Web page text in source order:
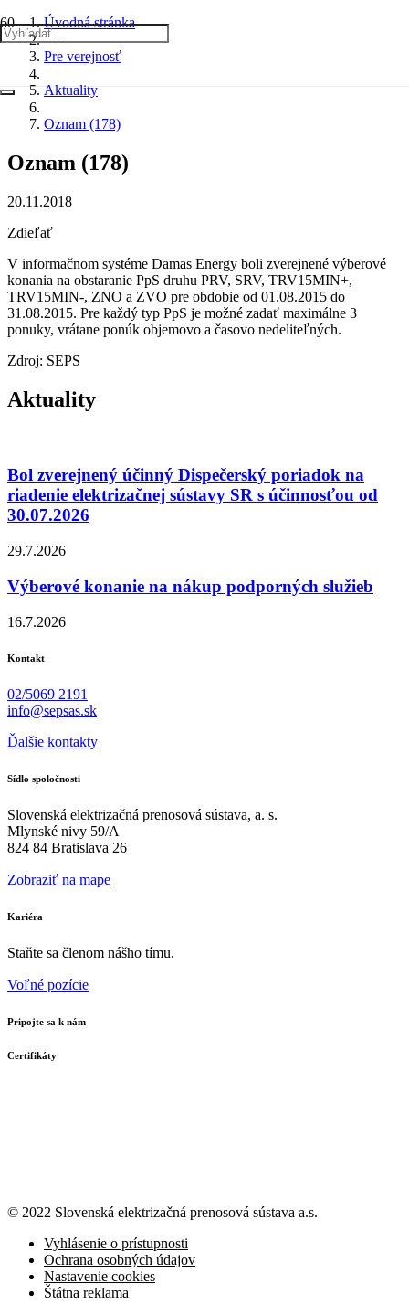
Úvodná stránka
Pre verejnosť
Aktuality
Oznam (178)
Oznam (178)
20.11.2018
Zdieľať
V informačnom systéme Damas Energy boli zverejnené výberové
konania na obstaranie PpS druhu PRV, SRV, TRV15MIN+,
TRV15MIN-, ZNO a ZVO pre obdobie od 01.08.2015 do
31.08.2015. Pre každý typ PpS je možné zadať maximálne 3
ponuky, vrátane ponúk objemovo a časovo nedeliteľných.
Zdroj: SEPS
Aktuality
Bol zverejnený účinný Dispečerský poriadok na
riadenie elektrizačnej sústavy SR s účinnosťou od
30.07.2026
29.7.2026
Výberové konanie na nákup podporných služieb
16.7.2026
Kontakt
02/5069 2191
info@sepsas.sk
Ďalšie kontakty
Sídlo spoločnosti
Slovenská elektrizačná prenosová sústava, a. s.
Mlynské nivy 59/A
824 84 Bratislava 26
Zobraziť na mape
Kariéra
Staňte sa členom nášho tímu.
Voľné pozície
Pripojte sa k nám
Certifikáty
© 2022 Slovenská elektrizačná prenosová sústava a.s.
Vyhlásenie o prístupnosti
Ochrana osobných údajov
Nastavenie cookies
Štátna reklama